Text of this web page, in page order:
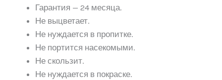
Гарантия — 24 месяца.
Не выцветает.
Не нуждается в пропитке.
Не портится насекомыми.
Не скользит.
Не нуждается в покраске.